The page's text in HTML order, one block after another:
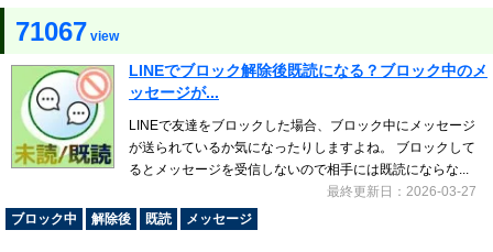
71067 view
LINEでブロック解除後既読になる？ブロック中のメ
ッセージが...
LINEで友達をブロックした場合、ブロック中にメッセージ
が送られているか気になったりしますよね。 ブロックして
るとメッセージを受信しないので相手には既読にならな...
最終更新日：2026-03-27
ブロック中
解除後 既読 メッセージ